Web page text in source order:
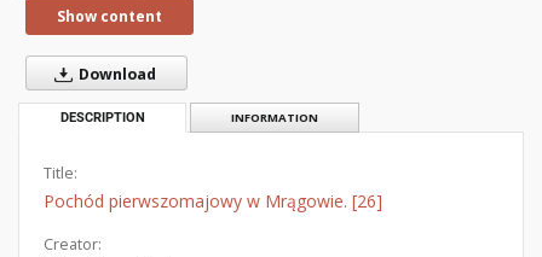
Show content
Download
DESCRIPTION INFORMATION
Title:
Pochód pierwszomajowy w Mrągowie. [26]
Creator: